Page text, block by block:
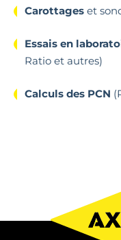
Carottages et
Essais en
Ratio et autres)
Calculs des PCN